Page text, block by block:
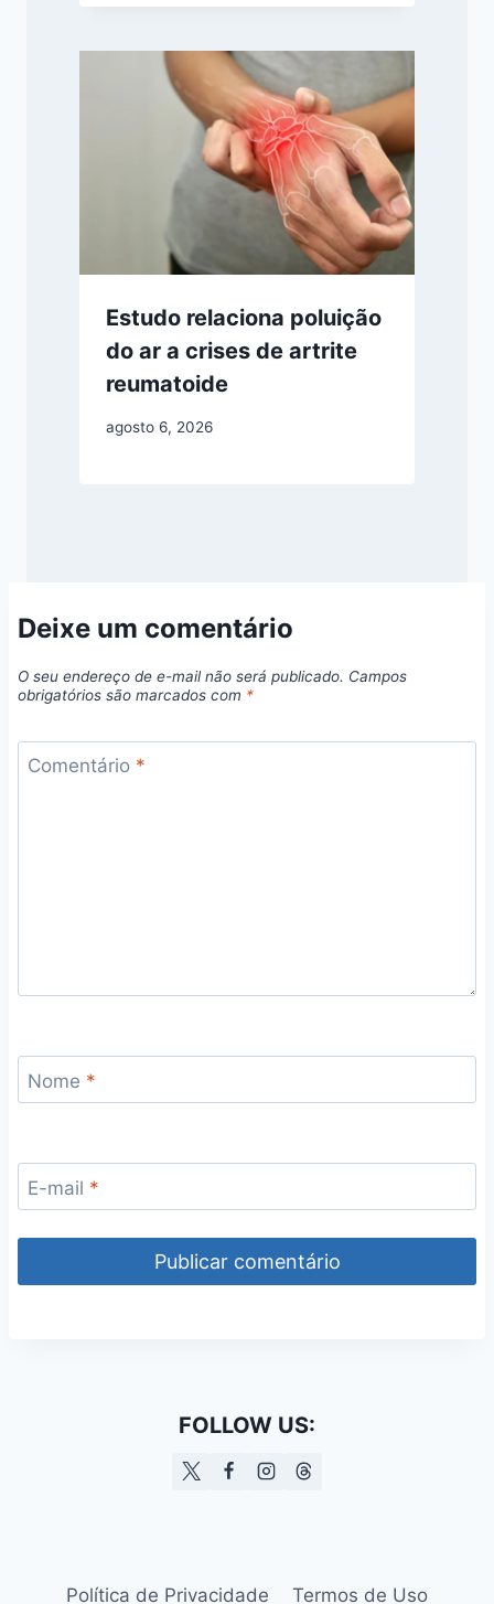
Estudo relaciona poluição
do ar a crises de artrite
reumatoide
agosto 6, 2026
Deixe um comentário
O seu endereço de e-mail não será publicado. Campos
obrigatórios são marcados com *
Comentário *
Nome *
E-mail *
FOLLOW US:
Política de Privacidade Termos de Uso